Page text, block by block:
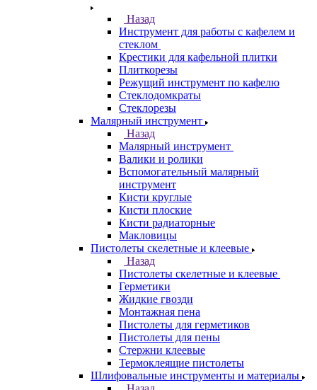
Назад
Инструмент для работы с кафелем и
стеклом
Крестики для кафельной плитки
Плиткорезы
Режущий инструмент по кафелю
Стеклодомкраты
Стеклорезы
Малярный инструмент
Назад
Малярный инструмент
Валики и ролики
Вспомогательный малярный
инструмент
Кисти круглые
Кисти плоские
Кисти радиаторные
Макловицы
Пистолеты скелетные и клеевые
Назад
Пистолеты скелетные и клеевые
Герметики
Жидкие гвозди
Монтажная пена
Пистолеты для герметиков
Пистолеты для пены
Стержни клеевые
Термоклеящие пистолеты
Шлифовальные инструменты и материалы